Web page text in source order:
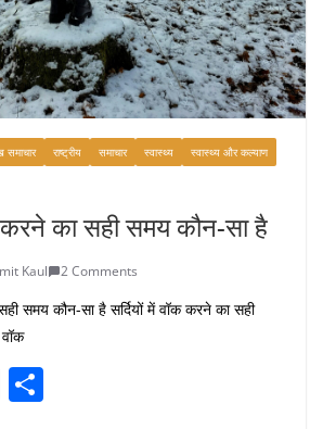
समाचार राष्ट्रीय समाचार स्वास्थ्य
स्वास्थ्य और कल्याण
करने का सही समय कौन-सा है
Kaul 2 Comments
समय कौन-सा है सर्दियों में वॉक करने का सही
E